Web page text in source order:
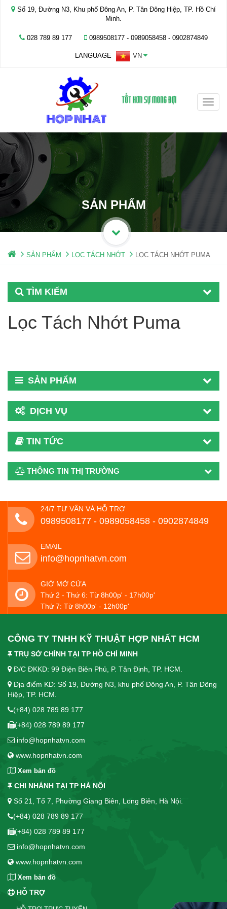
Số 19, Đường N3, Khu phố Đông An, P. Tân Đông Hiệp, TP. Hồ Chí
Minh.
028 789 89 177 0989508177 - ‭0989058458‬ - 0902874849
LANGUAGE VN
Toggle
SẢN PHẨM
SẢN PHẨM LỌC TÁCH NHỚT LỌC TÁCH NHỚT PUMA
TÌM KIẾM
Lọc Tách Nhớt Puma
SẢN PHẨM
DỊCH VỤ
TIN TỨC
THÔNG TIN THỊ TRƯỜNG
24/7 TƯ VẤN VÀ HỖ TRỢ
0989508177 - ‭0989058458‬ - 0902874849
EMAIL
info@hopnhatvn.com
GIỜ MỞ CỬA
Thứ 2 - Thứ 6: Từ 8h00p' - 17h00p'
Thứ 7: Từ 8h00p' - 12h00p'
CÔNG TY TNHH KỸ THUẬT HỢP NHẤT HCM
TRỤ SỞ CHÍNH TẠI TP HỒ CHÍ MINH
Đ/C ĐKKD: 99 Điện Biên Phủ, P. Tân Định, TP. HCM.
Địa điểm KD: Số 19, Đường N3, khu phố Đông An, P. Tân Đông
Hiệp, TP. HCM.
(+84) 028 789 89 177
(+84) 028 789 89 177
info@hopnhatvn.com
www.hopnhatvn.com
Xem bản đồ
CHI NHÁNH TẠI TP HÀ NỘI
Số 21, Tổ 7, Phường Giang Biên, Long Biên, Hà Nội.
(+84) 028 789 89 177
(+84) 028 789 89 177
info@hopnhatvn.com
www.hopnhatvn.com
Xem bản đồ
HỖ TRỢ